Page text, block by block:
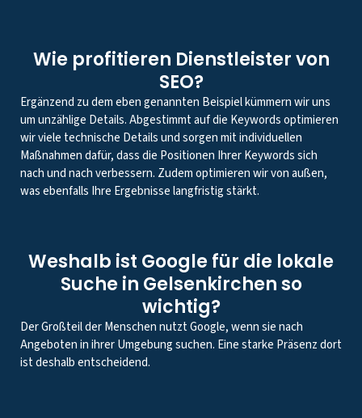
Wie profitieren Dienstleister von
SEO?
Ergänzend zu dem eben genannten Beispiel kümmern wir uns
um unzählige Details. Abgestimmt auf die Keywords optimieren
wir viele technische Details und sorgen mit individuellen
Maßnahmen dafür, dass die Positionen Ihrer Keywords sich
nach und nach verbessern. Zudem optimieren wir von außen,
was ebenfalls Ihre Ergebnisse langfristig stärkt.
Weshalb ist Google für die lokale
Suche in Gelsenkirchen so
wichtig?
Der Großteil der Menschen nutzt Google, wenn sie nach
Angeboten in ihrer Umgebung suchen. Eine starke Präsenz dort
ist deshalb entscheidend.